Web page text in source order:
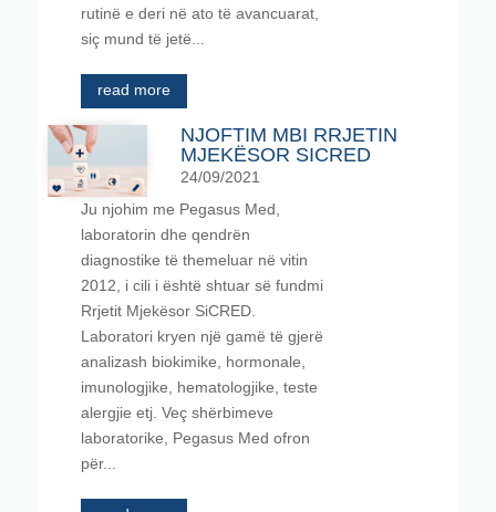
rutinë e deri në ato të avancuarat,
siç mund të jetë...
read more
NJOFTIM MBI RRJETIN
MJEKËSOR SICRED
24/09/2021
Ju njohim me Pegasus Med,
laboratorin dhe qendrën
diagnostike të themeluar në vitin
2012, i cili i është shtuar së fundmi
Rrjetit Mjekësor SiCRED.
Laboratori kryen një gamë të gjerë
analizash biokimike, hormonale,
imunologjike, hematologjike, teste
alergjie etj. Veç shërbimeve
laboratorike, Pegasus Med ofron
për...